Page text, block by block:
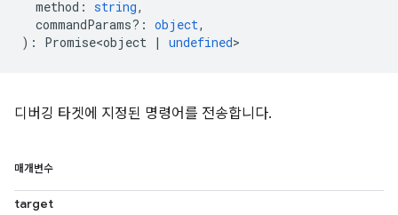
method : string,
commandParams? : object,
) : Promise<object | undefined>
디버깅 타겟에 지정된 명령어를 전송합니다.
매개변수
target